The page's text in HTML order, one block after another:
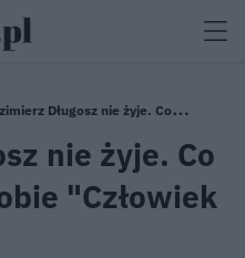
Długosz nie żyje. Co
nie żyje. Co
"Człowiek